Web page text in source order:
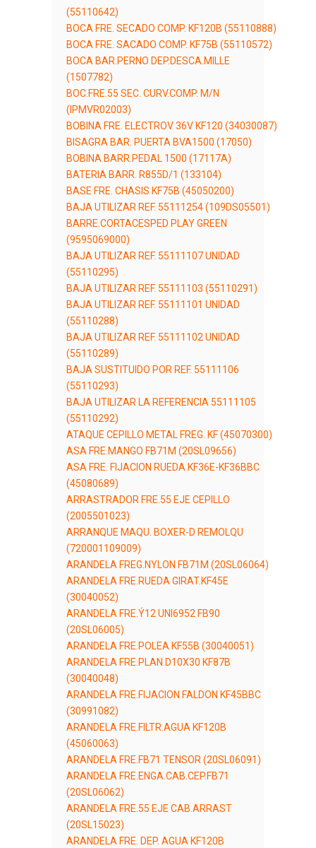
(55110642)
BOCA FRE. SECADO COMP. KF120B (55110888)
BOCA FRE. SACADO COMP. KF75B (55110572)
BOCA BAR.PERNO DEP.DESCA.MILLE
(1507782)
BOC.FRE.55 SEC. CURV.COMP. M/N
(IPMVR02003)
BOBINA FRE. ELECTROV 36V KF120 (34030087)
BISAGRA BAR. PUERTA BVA1500 (17050)
BOBINA BARR.PEDAL 1500 (17117A)
BATERIA BARR. R855D/1 (133104)
BASE FRE. CHASIS KF75B (45050200)
BAJA UTILIZAR REF. 55111254 (109DS05501)
BARRE.CORTACESPED PLAY GREEN
(9595069000)
BAJA UTILIZAR REF. 55111107 UNIDAD
(55110295)
BAJA UTILIZAR REF. 55111103 (55110291)
BAJA UTILIZAR REF. 55111101 UNIDAD
(55110288)
BAJA UTILIZAR REF. 55111102 UNIDAD
(55110289)
BAJA SUSTITUIDO POR REF. 55111106
(55110293)
BAJA UTILIZAR LA REFERENCIA 55111105
(55110292)
ATAQUE CEPILLO METAL FREG. KF (45070300)
ASA FRE.MANGO FB71M (20SL09656)
ASA FRE. FIJACION RUEDA KF36E-KF36BBC
(45080689)
ARRASTRADOR FRE.55 EJE CEPILLO
(2005501023)
ARRANQUE MAQU. BOXER-D REMOLQU
(720001109009)
ARANDELA FREG.NYLON FB71M (20SL06064)
ARANDELA FRE.RUEDA GIRAT.KF45E
(30040052)
ARANDELA FRE.Ý12 UNI6952 FB90
(20SL06005)
ARANDELA FRE.POLEA KF55B (30040051)
ARANDELA FRE.PLAN.D10X30 KF87B
(30040048)
ARANDELA FRE.FIJACION FALDON KF45BBC
(30991082)
ARANDELA FRE.FILTR.AGUA KF120B
(45060063)
ARANDELA FRE.FB71 TENSOR (20SL06091)
ARANDELA FRE.ENGA.CAB.CEP.FB71
(20SL06062)
ARANDELA FRE.55 EJE CAB.ARRAST
(20SL15023)
ARANDELA FRE. DEP. AGUA KF120B